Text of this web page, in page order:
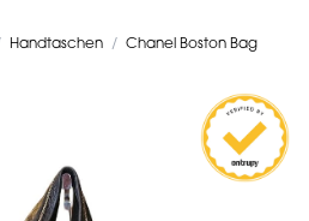
Handtaschen / Chanel Boston Bag